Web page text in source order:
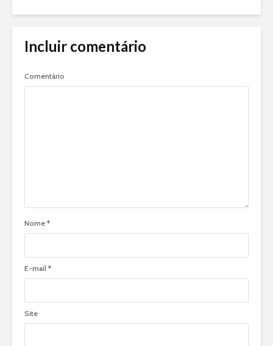
Incluir comentário
Comentário
Nome *
E-mail *
Site